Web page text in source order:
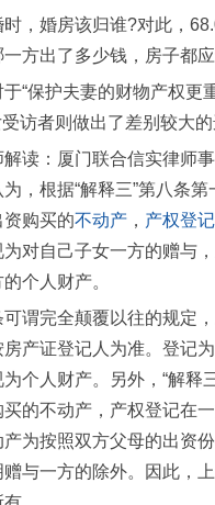
婚房该归谁?对此，
方出了多少钱，房子都应
保护夫妻的财物产权更
访者则做出了差别较大的
：厦门联合信实律师事
，根据“解释三”第八条
资购买的不动产 ， 产权登记
对自己子女一方的赠与
个人财产。
完全颠覆以往的规定，
产证登记人为准。登记
个人财产。另外，“解释
的不动产，产权登记在
为按照双方父母的出资
与一方的除外。因此，